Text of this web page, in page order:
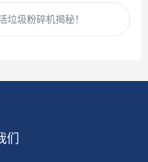
垃圾粉碎机揭秘！
们